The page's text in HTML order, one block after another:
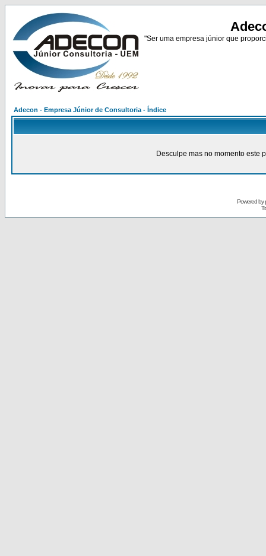
"Ser uma empresa júnior que
Adecon - Empresa Júnior de Consultoria - Índice
Desculpe mas no momento este
Powered by